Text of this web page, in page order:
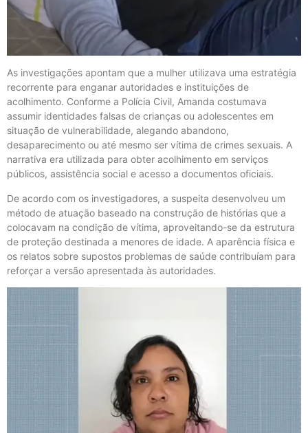
As investigações apontam que a mulher utilizava uma estratégia
recorrente para enganar autoridades e instituições de
acolhimento. Conforme a Polícia Civil, Amanda costumava
assumir identidades falsas de crianças ou adolescentes em
situação de vulnerabilidade, alegando abandono,
desaparecimento ou até mesmo ser vítima de crimes sexuais. A
narrativa era utilizada para obter acolhimento em serviços
públicos, assistência social e acesso a documentos oficiais.
De acordo com os investigadores, a suspeita desenvolveu um
método de atuação baseado na construção de histórias que a
colocavam na condição de vítima, aproveitando-se da estrutura
de proteção destinada a menores de idade. A aparência física e
os relatos sobre supostos problemas de saúde contribuíam para
reforçar a versão apresentada às autoridades.